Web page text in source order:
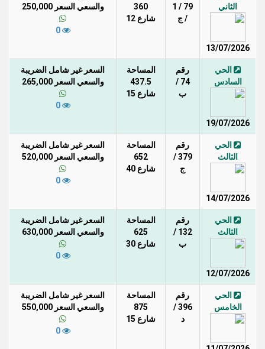
الثاني
13/07/2026
79 / 1
/ ج
360
شارع 12
والسعي السعر 250,000
0
الحي
السادس
19/07/2026
رقم
74 /
ب
المساحة
437.5
شارع 15
السعر غير شامل الضريبة
والسعي السعر 265,000
0
الحي
الثالث
14/07/2026
رقم
379 /
ج
المساحة
652
شارع 40
السعر غير شامل الضريبة
والسعي السعر 520,000
0
الحي
الثالث
12/07/2026
رقم
132 /
ب
المساحة
625
شارع 30
السعر غير شامل الضريبة
والسعي السعر 630,000
0
الحي
الخامس
رقم
396 /
د
المساحة
875
شارع 15
السعر غير شامل الضريبة
والسعي السعر 550,000
0